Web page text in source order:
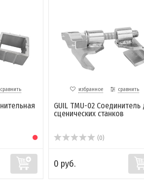
сравнить избранное сравнить
GUIL TMU-02 Соединитель
сценических станков
(0)
0 руб.